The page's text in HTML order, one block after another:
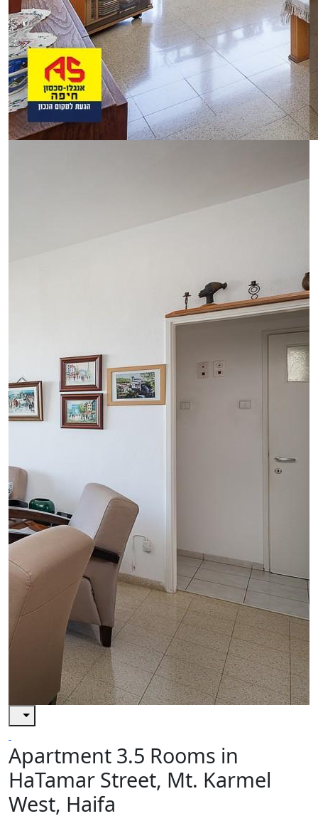
Apartment 3.5 Rooms in
HaTamar Street, Mt. Karmel
West, Haifa